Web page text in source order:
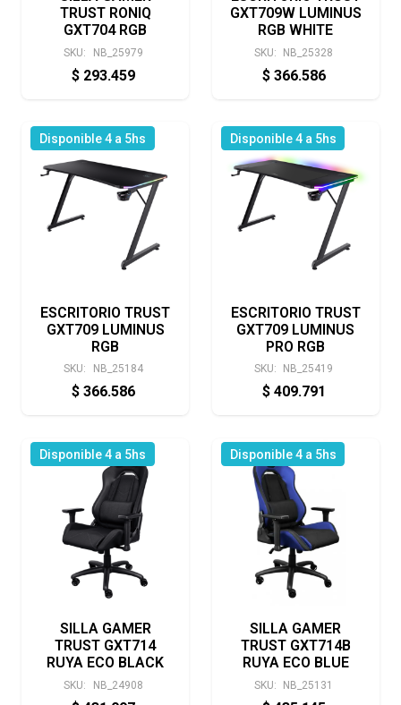
TRUST RONIQ
GXT704 RGB
SKU: NB_25979
$ 293.459
GXT709W LUMINUS
RGB WHITE
SKU: NB_25328
$ 366.586
Disponible 4 a 5hs
ESCRITORIO TRUST
GXT709 LUMINUS
RGB
SKU: NB_25184
$ 366.586
Disponible 4 a 5hs
ESCRITORIO TRUST
GXT709 LUMINUS
PRO RGB
SKU: NB_25419
$ 409.791
Disponible 4 a 5hs
SILLA GAMER
TRUST GXT714
RUYA ECO BLACK
SKU: NB_24908
Disponible 4 a 5hs
SILLA GAMER
TRUST GXT714B
RUYA ECO BLUE
SKU: NB_25131